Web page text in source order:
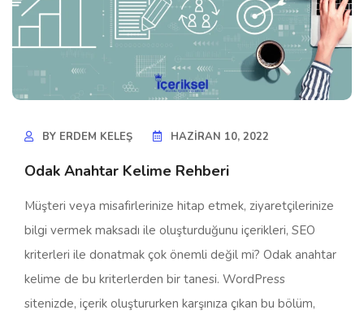
BY ERDEM KELEŞ HAZIRAN 10, 2022
Odak Anahtar Kelime Rehberi
Müşteri veya misafirlerinize hitap etmek, ziyaretçilerinize
bilgi vermek maksadı ile oluşturduğunu içerikleri, SEO
kriterleri ile donatmak çok önemli değil mi? Odak anahtar
kelime de bu kriterlerden bir tanesi. WordPress
sitenizde, içerik oluştururken karşınıza çıkan bu bölüm,